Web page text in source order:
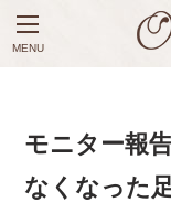
MENU
モニター報
なくなった